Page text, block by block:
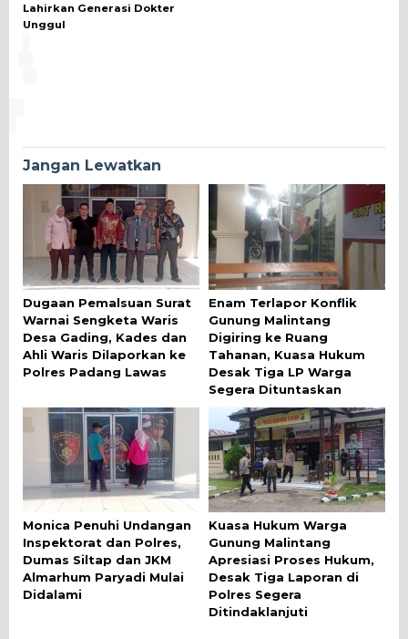
Lahirkan Generasi Dokter
Unggul
Jangan Lewatkan
Dugaan Pemalsuan Surat
Warnai Sengketa Waris
Desa Gading, Kades dan
Ahli Waris Dilaporkan ke
Polres Padang Lawas
Enam Terlapor Konflik
Gunung Malintang
Digiring ke Ruang
Tahanan, Kuasa Hukum
Desak Tiga LP Warga
Segera Dituntaskan
Monica Penuhi Undangan
Inspektorat dan Polres,
Dumas Siltap dan JKM
Almarhum Paryadi Mulai
Didalami
Kuasa Hukum Warga
Gunung Malintang
Apresiasi Proses Hukum,
Desak Tiga Laporan di
Polres Segera
Ditindaklanjuti